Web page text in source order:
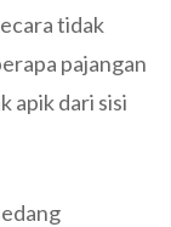
tidak
pajangan
apik dari sisi